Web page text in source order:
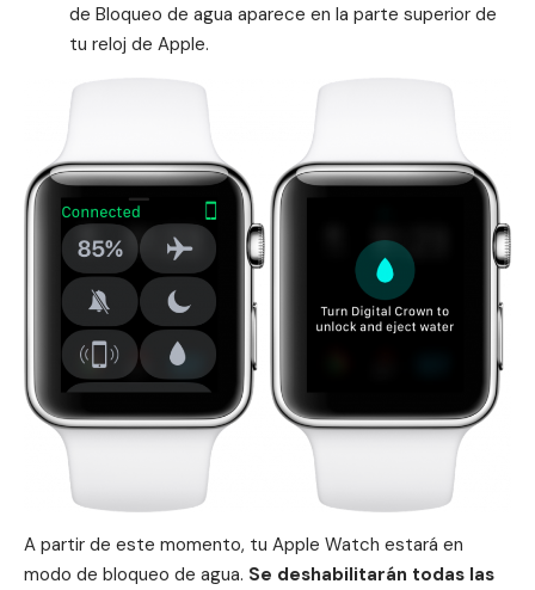
de Bloqueo de agua aparece en la parte superior de
tu reloj de Apple.
A partir de este momento, tu Apple Watch estará en
modo de bloqueo de agua. Se deshabilitarán todas las